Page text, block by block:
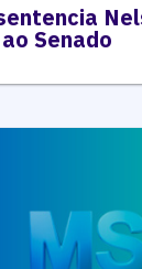
Senado